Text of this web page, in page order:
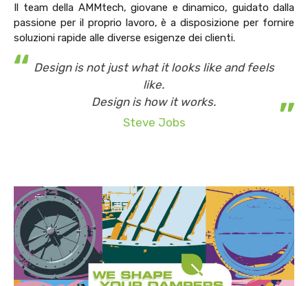
Il team della AMMtech, giovane e dinamico, guidato dalla
passione per il proprio lavoro, èa disposizione per fornire
soluzioni rapide alle diverse esigenze dei clienti.
“ Design is not just what it looks like and feels
like.
Design is how it works.
”
Steve Jobs